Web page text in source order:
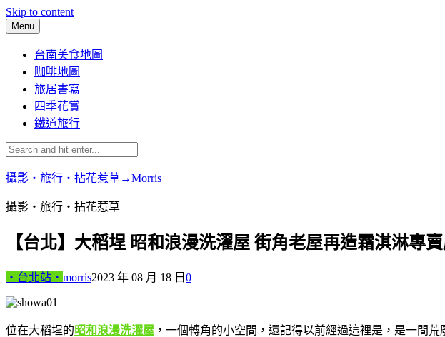
Skip to content
Menu
台南美食地圖
咖啡地圖
旅居書寫
四季花賞
鐵道旅行
攝影‧旅行‧拈花惹草→Morris
攝影‧旅行‧拈花惹草
【台北】大稻埕 昭和浪漫洗濯屋 街角老屋再造霜淇淋專
‧台北站‧ morris2023 年 08 月 18 日 0
位在大稻埕的 昭和浪漫洗濯屋 ，一個轉角的小空間，還記得以前經過這裡是，是一間